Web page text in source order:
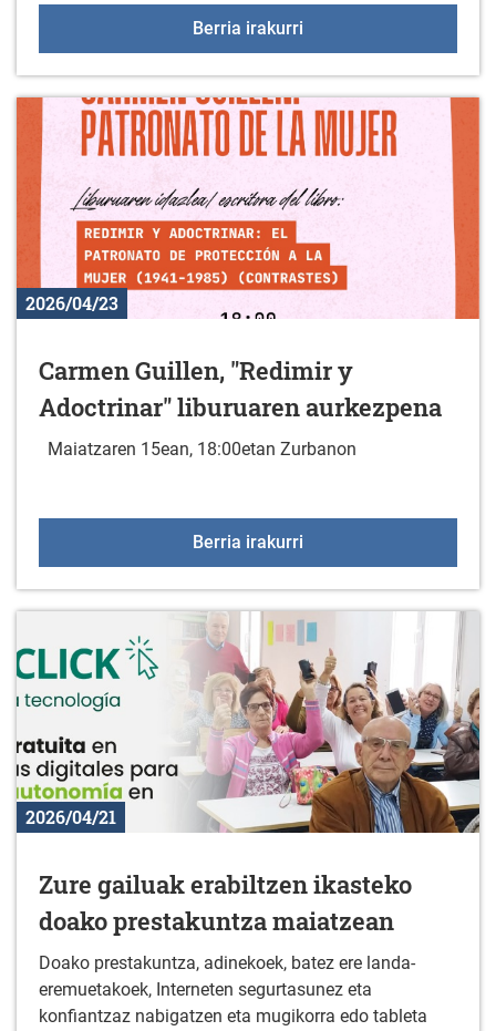
Berria irakurri
2026/04/23
Carmen Guillen, "Redimir y
Adoctrinar" liburuaren aurkezpena
Maiatzaren 15ean, 18:00etan Zurbanon
Berria irakurri
2026/04/21
Zure gailuak erabiltzen ikasteko
doako prestakuntza maiatzean
Doako prestakuntza, adinekoek, batez ere landa-
eremuetakoek, Interneten segurtasunez eta
konfiantzaz nabigatzen eta mugikorra edo tableta